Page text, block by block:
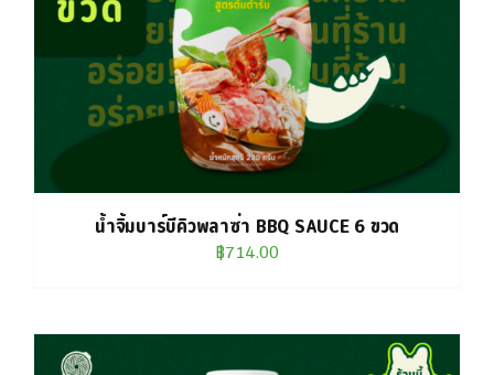
น้ำจิ้มบาร์บีคิวพลาซ่า BBQ SAUCE 6 ขวด
฿714.00